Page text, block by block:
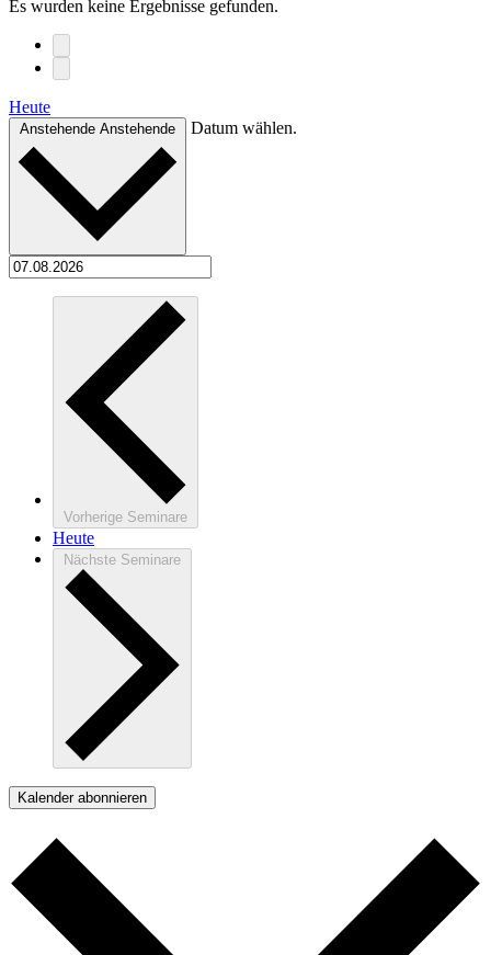
Es wurden keine Ergebnisse gefunden.
Heute
Anstehende Anstehende Datum wählen.
Vorherige Seminare
Heute
Nächste Seminare
Kalender abonnieren